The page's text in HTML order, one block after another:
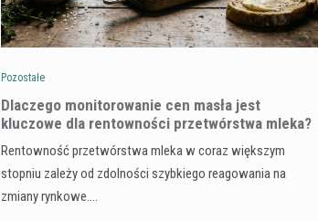
Pozostałe
Dlaczego monitorowanie cen masła jest
kluczowe dla rentowności przetwórstwa mleka?
Rentowność przetwórstwa mleka w coraz większym
stopniu zależy od zdolności szybkiego reagowania na
zmiany rynkowe.…